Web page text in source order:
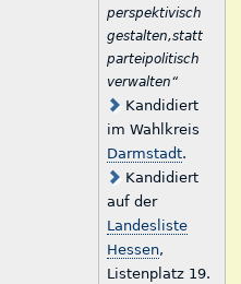
perspektivisch
gestalten,statt
parteipolitisch
verwalten“
Kandidiert
im Wahlkreis
Darmstadt.
Kandidiert
auf der
Landesliste
Hessen,
Listenplatz 19.